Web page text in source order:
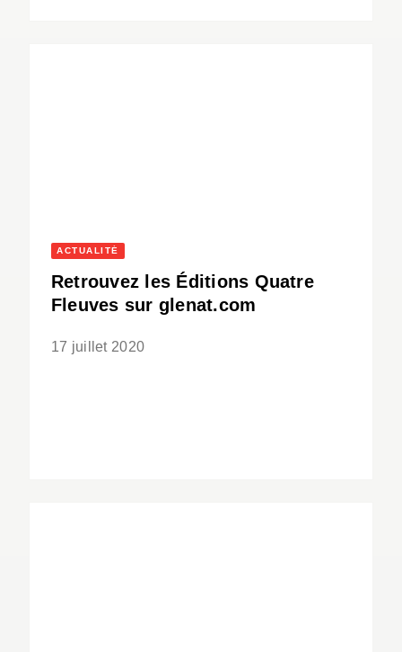
ACTUALITÉ
Retrouvez les Éditions Quatre
Fleuves sur glenat.com
17 juillet 2020